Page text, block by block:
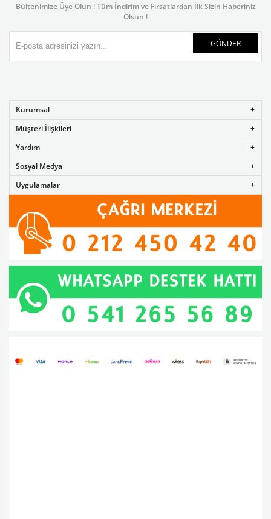
Bültenimize Üye Olun ! Tüm İndirim ve Fırsatlardan İlk Sizin Haberiniz
Olsun !
GÖNDER
Kurumsal
Müşteri İlişkileri
Yardım
Sosyal Medya
Uygulamalar